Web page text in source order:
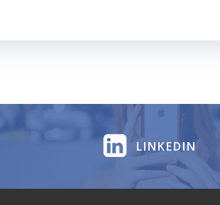
LINKEDIN